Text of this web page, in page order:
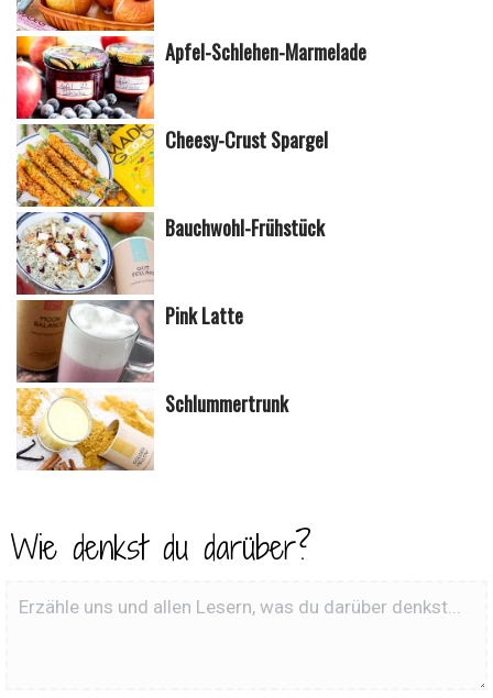
Apfel-Schlehen-Marmelade
Cheesy-Crust Spargel
Bauchwohl-Frühstück
Pink Latte
Schlummertrunk
Wie denkst du darüber?